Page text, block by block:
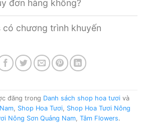
đơn hàng không?
có chương trình khuyến
đăng trong Danh sách shop hoa tươivà
, Shop Hoa Tươi, Shop Hoa Tươi Nông
Nông Sơn Quảng Nam, Tâm Flowers.